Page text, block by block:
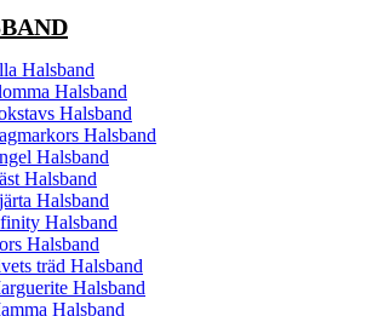
Halsband
Halsband
Halsband
Halsband
Halsband
Halsband
Halsband
Halsband
Halsband
träd Halsband
Halsband
Halsband